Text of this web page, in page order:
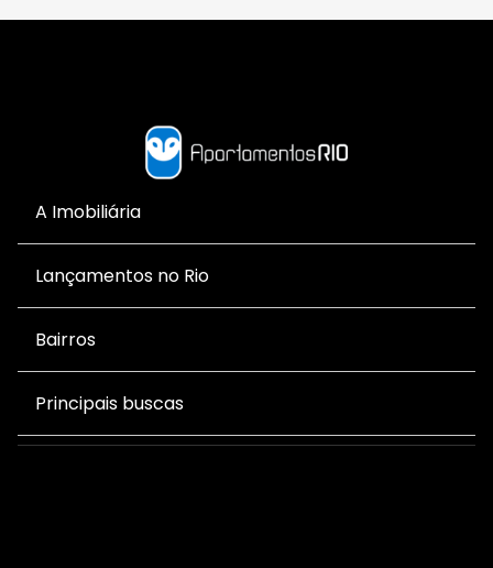
A Imobiliária
Lançamentos no Rio
Bairros
Principais buscas